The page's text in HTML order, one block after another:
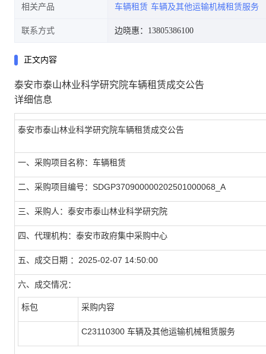
相关产品 车辆租赁 车辆及其他运输机械租赁服务
联系方式 边晓惠：13805386100
正文内容
泰安市泰山林业科学研究院车辆租赁成交公告
详细信息
泰安市泰山林业科学研究院车辆租赁成交公告
一、采购项目名称：车辆租赁
二、采购项目编号：SDGP370900000202501000068_A
三、采购人：泰安市泰山林业科学研究院
四、代理机构：泰安市政府集中采购中心
五、成交日期 ：2025-02-07 14:50:00
六、成交情况：
标包 采购内容
C23110300 车辆及其他运输机械租赁服务